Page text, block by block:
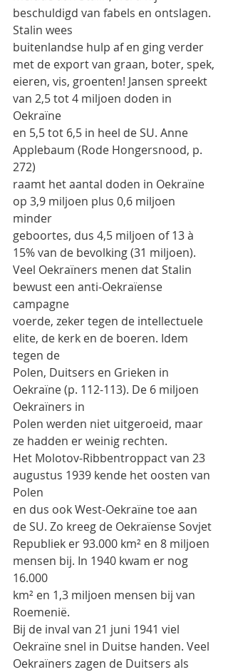
beschuldigd van fabels en ontslagen.
Stalin wees
buitenlandse hulp af en ging verder
met de export van graan, boter, spek,
eieren, vis, groenten! Jansen spreekt
van 2,5 tot 4 miljoen doden in
Oekraïne
en 5,5 tot 6,5 in heel de SU. Anne
Applebaum (Rode Hongersnood, p.
272)
raamt het aantal doden in Oekraïne
op 3,9 miljoen plus 0,6 miljoen
minder
geboortes, dus 4,5 miljoen of 13 à
15% van de bevolking (31 miljoen).
Veel Oekraïners menen dat Stalin
bewust een anti-Oekraïense
campagne
voerde, zeker tegen de intellectuele
elite, de kerk en de boeren. Idem
tegen de
Polen, Duitsers en Grieken in
Oekraïne (p. 112-113). De 6 miljoen
Oekraïners in
Polen werden niet uitgeroeid, maar
ze hadden er weinig rechten.
Het Molotov-Ribbentroppact van 23
augustus 1939 kende het oosten van
Polen
en dus ook West-Oekraïne toe aan
de SU. Zo kreeg de Oekraïense Sovjet
Republiek er 93.000 km² en 8 miljoen
mensen bij. In 1940 kwam er nog
16.000
km² en 1,3 miljoen mensen bij van
Roemenië.
Bij de inval van 21 juni 1941 viel
Oekraïne snel in Duitse handen. Veel
Oekraïners zagen de Duitsers als